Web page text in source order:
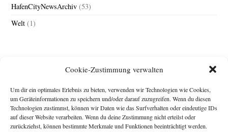
Cookie-Zustimmung verwalten
Um dir ein optimales Erlebnis zu bieten, verwenden wir Technologien wie Cookies,
um Geräteinformationen zu speichern und/oder darauf zuzugreifen. Wenn du diesen
Technologien zustimmst, können wir Daten wie das Surfverhalten oder eindeutige IDs
auf dieser Website verarbeiten. Wenn du deine Zustimmung nicht erteilst oder
zurückziehst, können bestimmte Merkmale und Funktionen beeinträchtigt werden.
HafenCityNewsArchiv (53)
Welt (1)
Impressum
Michael Baden,